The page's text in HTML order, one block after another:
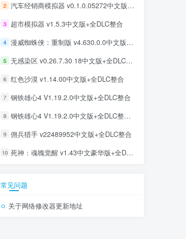
2 汽车经销商模拟器 v0.1.0.05272中文版+全DLC整合
3 超市模拟器 v1.5.3中文版+全DLC整合
4 漫威蜘蛛侠：重制版 v4.630.0.0中文版+全DLC整合
5 无感染区 v0.26.7.30 18中文版+全DLC整合
6 红色沙漠 v1.14.00中文版+全DLC整合
7 钢铁雄心4 V1.19.2.0中文版+全DLC整合
8 钢铁雄心4 V1.19.2.0中文版+全DLC整合+联机补丁
9 佣兵猎手 v22489952中文版+全DLC整合
10 死神：魂魄觉醒 v1.43中文豪华版+全DLC整合
常见问题
关于网络修改器更新地址